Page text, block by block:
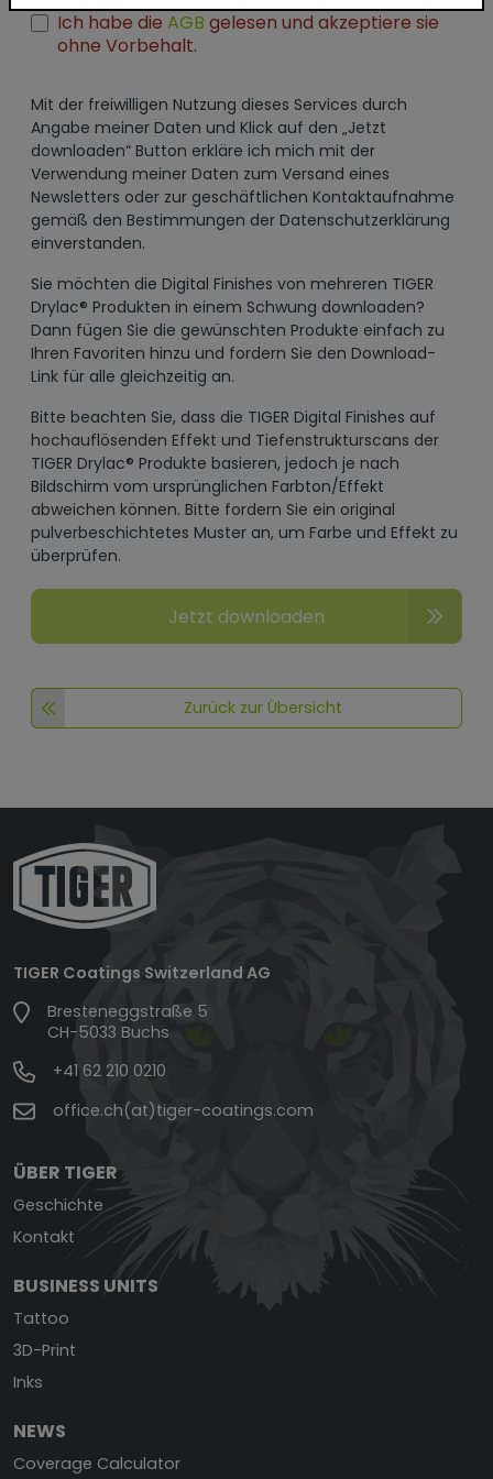
Ich habe die AGB gelesen und akzeptiere sie
ohne Vorbehalt.
Mit der freiwilligen Nutzung dieses Services durch
Angabe meiner Daten und Klick auf den „Jetzt
downloaden“ Button erkläre ich mich mit der
Verwendung meiner Daten zum Versand eines
Newsletters oder zur geschäftlichen Kontaktaufnahme
gemäß den Bestimmungen der Datenschutzerklärung
einverstanden.
Sie möchten die Digital Finishes von mehreren TIGER
Drylac® Produkten in einem Schwung downloaden?
Dann fügen Sie die gewünschten Produkte einfach zu
Ihren Favoriten hinzu und fordern Sie den Download-
Link für alle gleichzeitig an.
Bitte beachten Sie, dass die TIGER Digital Finishes auf
hochauflösenden Effekt und Tiefenstrukturscans der
TIGER Drylac® Produkte basieren, jedoch je nach
Bildschirm vom ursprünglichen Farbton/Effekt
abweichen können. Bitte fordern Sie ein original
pulverbeschichtetes Muster an, um Farbe und Effekt zu
überprüfen.
Jetzt downloaden
Zurück zur Übersicht
TIGER Coatings Switzerland AG
Bresteneggstraße 5
CH-5033 Buchs
+41 62 210 0210
office.ch(at)tiger-coatings.com
ÜBER TIGER
Geschichte
Kontakt
BUSINESS UNITS
Tattoo
3D-Print
Inks
NEWS
Coverage Calculator